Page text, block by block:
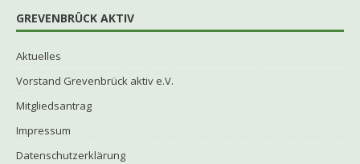
GREVENBRÜCK AKTIV
Aktuelles
Vorstand Grevenbrück aktiv e.V.
Mitgliedsantrag
Impressum
Datenschutzerklärung